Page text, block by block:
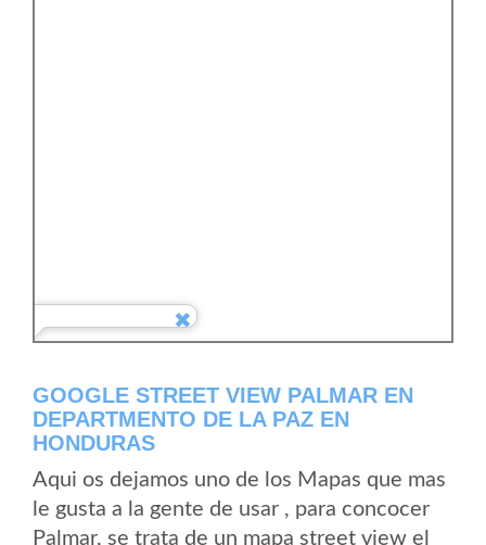
GOOGLE STREET VIEW PALMAR EN
DEPARTMENTO DE LA PAZ EN
HONDURAS
Aqui os dejamos uno de los Mapas que mas
le gusta a la gente de usar , para concocer
Palmar, se trata de un mapa street view el